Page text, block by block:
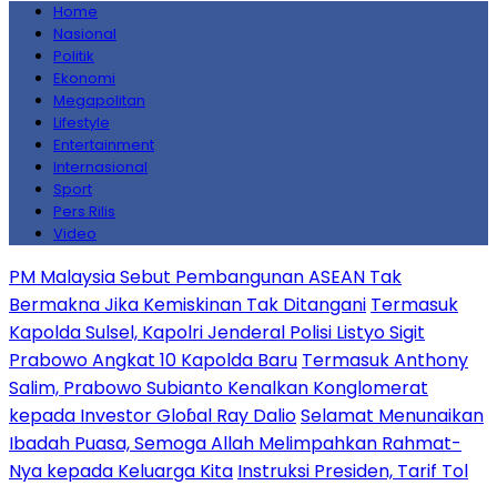
Home
Nasional
Politik
Ekonomi
Megapolitan
Lifestyle
Entertainment
Internasional
Sport
Pers Rilis
Video
PM Malaysia Sebut Pembangunan ASEAN Tak
Bermakna Jika Kemiskinan Tak Ditangani Termasuk
Kapolda Sulsel, Kapolri Jenderal Polisi Listyo Sigit
Prabowo Angkat 10 Kapolda Baru Termasuk Anthony
Salim, Prabowo Subianto Kenalkan Konglomerat
kepada Investor Gloɓal Ray DalioSelamat Menunaikan
Ibadah Puasa, Semoga Allah Melimpahkan Rahmat-
Nya kepada Keluarga Kita Instruksi Presiden, Tarif Tol